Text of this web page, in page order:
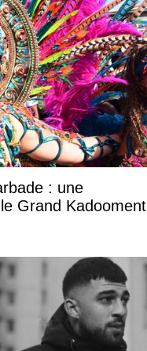
: une
Grand Kadooment